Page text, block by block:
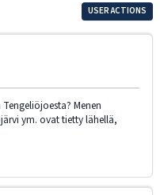
USER ACTIONS
Menen
ym. ovat tietty lähellä,